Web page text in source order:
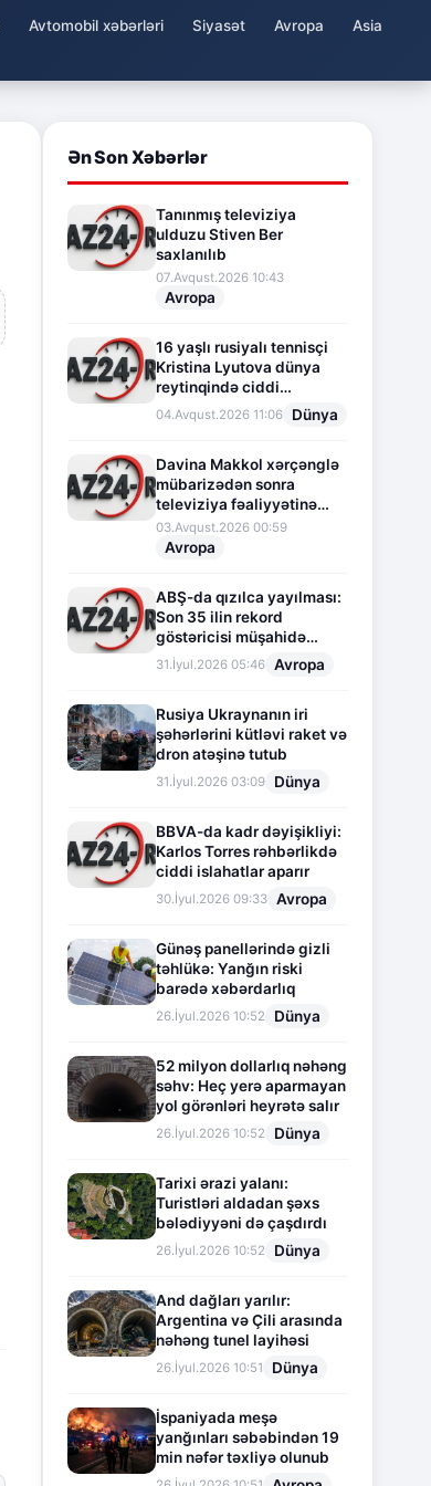
Avtomobil xəbərləri Siyasət Avropa
Asia
Ən Son Xəbərlər
Tanınmış televiziya
ulduzu Stiven Ber
saxlanılıb
07.Avqust.2026 10:43
Avropa
16 yaşlı rusiyalı tennisçi
Kristina Lyutova dünya
reytinqində ciddi
irəliləyişə imza atdı
04.Avqust.2026 11:06 Dünya
Davina Makkol xərçənglə
mübarizədən sonra
televiziya fəaliyyətinə
fasilə verir
03.Avqust.2026 00:59
Avropa
ABŞ-da qızılca yayılması:
Son 35 ilin rekord
göstəricisi müşahidə
olunur
31.İyul.2026 05:46 Avropa
Rusiya Ukraynanın iri
şəhərlərini kütləvi raket və
dron atəşinə tutub
31.İyul.2026 03:09 Dünya
BBVA-da kadr dəyişikliyi:
Karlos Torres rəhbərlikdə
ciddi islahatlar aparır
30.İyul.2026 09:33 Avropa
Günəş panellərində gizli
təhlükə: Yanğın riski
barədə xəbərdarlıq
26.İyul.2026 10:52 Dünya
52 milyon dollarlıq nəhəng
səhv: Heç yerə aparmayan
yol görənləri heyrətə salır
26.İyul.2026 10:52 Dünya
Tarixi ərazi yalanı:
Turistləri aldadan şəxs
bələdiyyəni də çaşdırdı
26.İyul.2026 10:52 Dünya
And dağları yarılır:
Argentina və Çili arasında
nəhəng tunel layihəsi
26.İyul.2026 10:51 Dünya
İspaniyada meşə
yanğınları səbəbindən 19
min nəfər təxliyə olunub